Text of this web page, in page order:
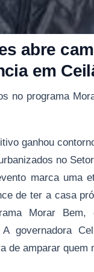
abre
em
no programa
ganhou
no
marca uma
de ter a casa
Morar Bem,
governadora
de amparar quem